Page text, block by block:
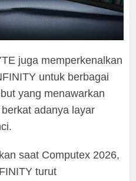
juga memperkenalkan
untuk berbagai
yang menawarkan
adanya layar
saat Computex 2026,
turut